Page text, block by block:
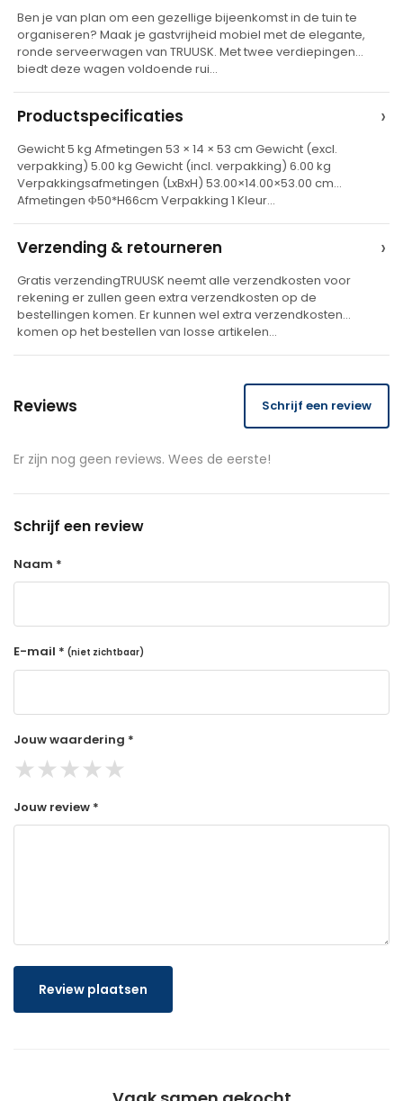
t
e
r
a
t
v
e
Ben je van plan om een gezellige bijeenkomst in de tuin te
organiseren? Maak je gastvrijheid mobiel met de elegante,
ronde serveerwagen van TRUUSK. Met twee verdiepingen
biedt deze wagen voldoende rui…
Productspecificaties ›
Gewicht 5 kg Afmetingen 53 × 14 × 53 cm Gewicht (excl.
verpakking) 5.00 kg Gewicht (incl. verpakking) 6.00 kg
Verpakkingsafmetingen (LxBxH) 53.00×14.00×53.00 cm
Afmetingen Φ50*H66cm Verpakking 1 Kleur…
Verzending & retourneren ›
Gratis verzendingTRUUSK neemt alle verzendkosten voor
rekening er zullen geen extra verzendkosten op de
bestellingen komen. Er kunnen wel extra verzendkosten
komen op het bestellen van losse artikelen…
Reviews Schrijf een review
Er zijn nog geen reviews. Wees de eerste!
Schrijf een review
Naam *
E-mail * (niet zichtbaar)
Jouw waardering *
★★★★★
Jouw review *
Review plaatsen